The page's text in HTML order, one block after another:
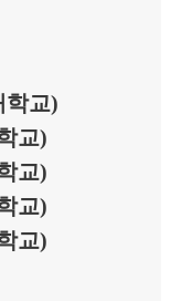
학교)
교)
교)
교)
교)